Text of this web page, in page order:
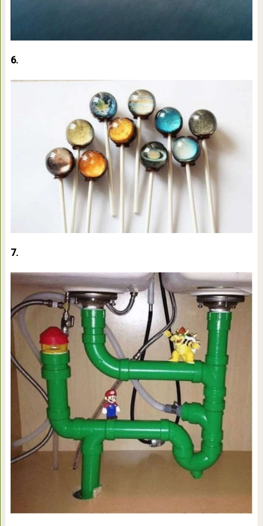
6.
7.